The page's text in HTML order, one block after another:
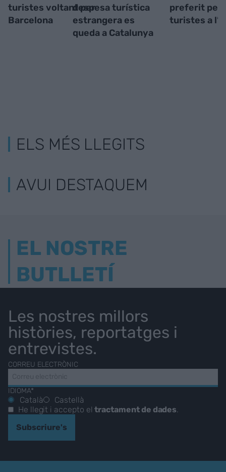
turistes voltant per
Barcelona
despesa turística
estrangera es
queda a Catalunya
preferit pels
turistes a
ELS MÉS LLEGITS
AVUI DESTAQUEM
EL NOSTRE
BUTLLETÍ
Les nostres millors
històries, reportatges i
entrevistes.
CORREU ELECTRÒNIC
IDIOMA*
Català
Castellà
He llegit i accepto eltractament de dades
Subscriure's